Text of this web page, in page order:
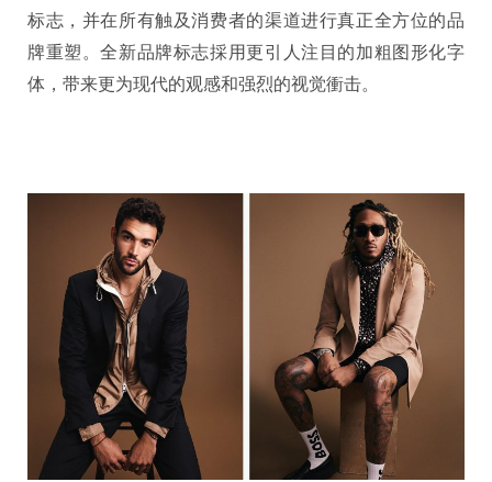
标志，并在所有触及消费者的渠道进行真正全方位的品
牌重塑。全新品牌标志採用更引人注目的加粗图形化字
体，带来更为现代的观感和强烈的视觉衝击。